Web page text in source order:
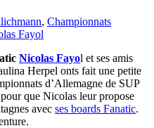
, Championnats
Fayol
Nicolas Fayol et ses amis
Herpel onts fait une petite
d’Allemagne de SUP
que Nicolas leur propose
avec ses boards Fanatic.